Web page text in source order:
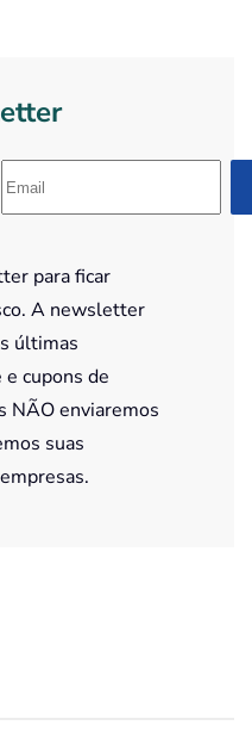
para ficar
A newsletter
últimas
cupons de
NÃO enviaremos
suas